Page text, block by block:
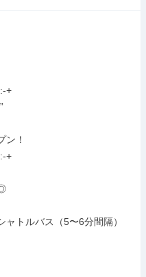
+
ン！
+
ャトルバス（5〜6分間隔）